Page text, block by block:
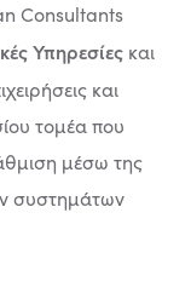
Consultants
Υπηρεσίες και
και
τομέα που
μέσω της
συστημάτων